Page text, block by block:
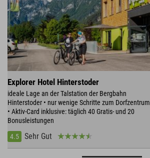
Explorer Hotel Hinterstoder
ideale Lage an der Talstation der Bergbahn
Hinterstoder • nur wenige Schritte zum Dorfzentrum
• Aktiv-Card inklusive: täglich 40 Gratis- und 20
Bonusleistungen
4.5
Sehr Gut